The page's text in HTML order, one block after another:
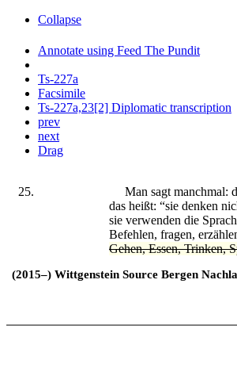
Collapse
Annotate using Feed The Pundit
Ts-227a
Facsimile
Ts-227a,23[2] Diplomatic transcription
prev
next
Drag
25.
Man sagt manchmal:
das heißt: “sie denken
sie verwenden die
Befehlen, fragen,
Gehen, Essen, Trinken,
(2015–) Wittgenstein Source Bergen